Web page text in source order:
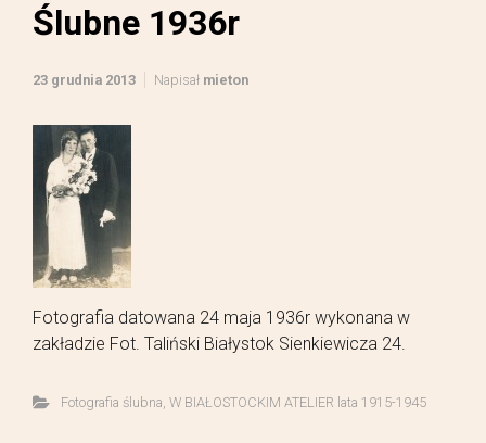
Ślubne 1936r
23 grudnia 2013 Napisał mieton
Fotografia datowana 24 maja 1936r wykonana w
zakładzie Fot. Taliński Białystok Sienkiewicza 24.
Fotografia ślubna W BIAŁOSTOCKIM ATELIER lata 1915-1945